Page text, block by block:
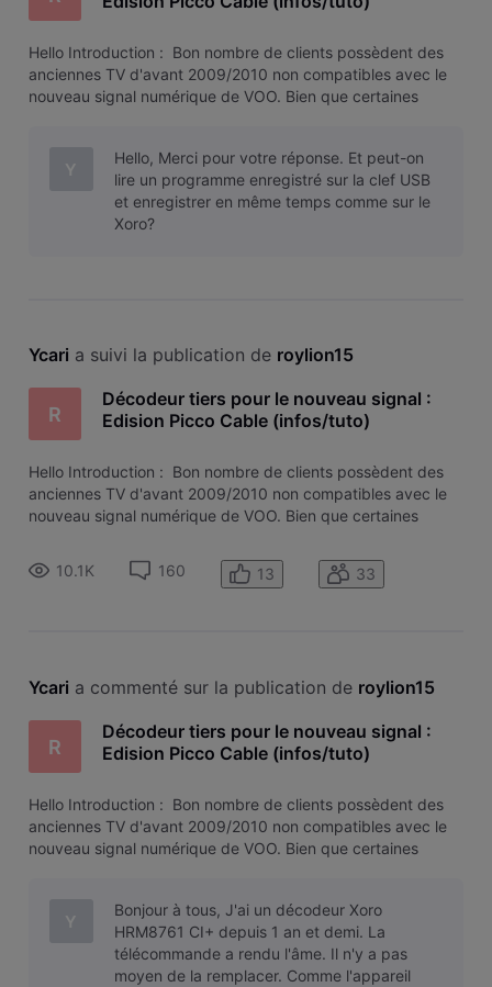
​​​​​Hello​​​​​ ​​​​​Introduction : ​​​​​ ​​​​​Bon nombre de clients possèdent des
anciennes TV d'avant 2009/2010 non compatibles avec le
nouveau signal numérique de VOO.​​​​​ ​​​​​Bien que certaines
Y
Hello, Merci pour votre réponse. Et peut-on
lire un programme enregistré sur la clef USB
et enregistrer en même temps comme sur le
Xoro?
Ycari a suivi la publication de roylion15
R
Décodeur tiers pour le nouveau signal :
Edision Picco Cable (infos/tuto)
​​​​​Hello​​​​​ ​​​​​Introduction : ​​​​​ ​​​​​Bon nombre de clients possèdent des
anciennes TV d'avant 2009/2010 non compatibles avec le
nouveau signal numérique de VOO.​​​​​ ​​​​​Bien que certaines
MPEG4) , il n'est pas possible d'entrer les bons r
10.1K 160 13 33
Ycari a commenté sur la publication de roylion15
R
Décodeur tiers pour le nouveau signal :
Edision Picco Cable (infos/tuto)
​​​​​Hello​​​​​ ​​​​​Introduction : ​​​​​ ​​​​​Bon nombre de clients possèdent des
anciennes TV d'avant 2009/2010 non compatibles avec le
nouveau signal numérique de VOO.​​​​​ ​​​​​Bien que certaines
Y
Bonjour à tous, J'ai un décodeur Xoro
HRM8761 CI+ depuis 1 an et demi. La
télécommande a rendu l'âme. Il n'y a pas
moyen de la remplacer. Comme l'appareil